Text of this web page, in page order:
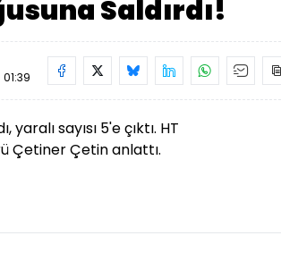
Saldırdı!
sayısı 5'e çıktı. HT
Çetiner Çetin anlattı.